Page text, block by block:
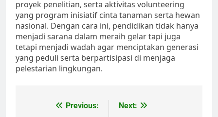
proyek penelitian, serta aktivitas volunteering
yang program inisiatif cinta tanaman serta hewan
nasional. Dengan cara ini, pendidikan tidak hanya
menjadi sarana dalam meraih gelar tapi juga
tetapi menjadi wadah agar menciptakan generasi
yang peduli serta berpartisipasi di menjaga
pelestarian lingkungan.
Previous:
Next: